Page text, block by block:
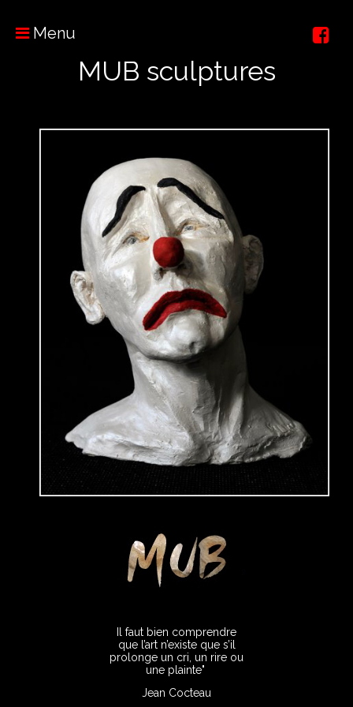
Menu
MUB sculptures
Il faut bien comprendre
que l’art n’existe que s’il
prolonge un cri, un rire ou
une plainte"
Jean Cocteau